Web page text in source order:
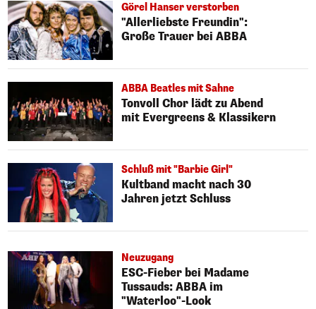
Görel Hanser verstorben
"Allerliebste Freundin":
Große Trauer bei ABBA
ABBA Beatles mit Sahne
Tonvoll Chor lädt zu Abend
mit Evergreens & Klassikern
Schluß mit "Barbie Girl"
Kultband macht nach 30
Jahren jetzt Schluss
Neuzugang
ESC-Fieber bei Madame
Tussauds: ABBA im
"Waterloo"-Look